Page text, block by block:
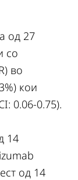
од 27
со
во
кои
0.06-0.75).
14
од 14